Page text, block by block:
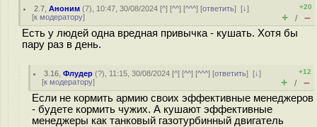
2.7 ,Аноним (7), 10:47, 30/08/2024 [^] [^^] [^^^] [ответить][↓]
[к модератору]
+20
+ / –
Есть у людей одна вредная привычка - кушать. Хотя бы
пару раз в день.
3.16 ,Флудер (?), 11:15, 30/08/2024 [^] [^^] [^^^] [ответить][↓]
[к модератору]
+12
+ / –
Если не кормить армию своих эффективные менеджеров
- будете кормить чужих. А кушают эффективные
менеджеры как танковый газотурбинный двигатель